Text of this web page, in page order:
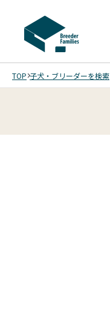
TOP 子犬・ブリーダーを検索